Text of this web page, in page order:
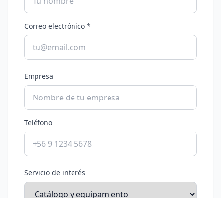
Correo electrónico *
Empresa
Teléfono
Servicio de interés